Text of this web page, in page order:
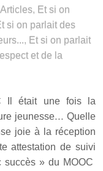
Articles, Et si on
si on parlait des
, Et si on parlait
et de la
Il était une fois la
jeunesse… Quelle
joie à la réception
attestation de suivi
succès » du MOOC